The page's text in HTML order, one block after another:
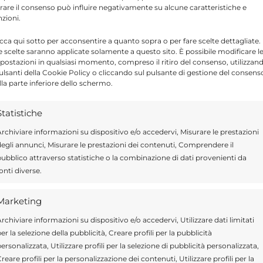
il consenso può influire negativamente su alcune caratteristiche e
qui sotto per acconsentire a quanto sopra o per fare scelte dettagliate.
scelte saranno applicate solamente a questo sito. È possibile modificare le
in qualsiasi momento, compreso il ritiro del consenso,
della Cookie Policy o cliccando sul pulsante di gestione del
parte inferiore dello schermo.
informazioni su dispositivo e/o accedervi, Misurare le prestazioni
annunci, Misurare le prestazioni dei contenuti, Comprendere il
attraverso statistiche o la combinazione di dati provenienti da
diverse.
informazioni su dispositivo e/o accedervi, Utilizzare dati limitati
la selezione della pubblicità, Creare profili per la pubblicità
Utilizzare profili per la selezione di pubblicità personalizzata,
profili per la personalizzazione dei contenuti, Utilizzare profili per la
per le isole minori in Italia e
Send
ATTUALITÀ
è composta da giornalisti, collaboratori e
che ogni giorno lavorano per offrire notizie,
dedicati alla Sicilia, all’attualità, alla politica,
sport. Un team dinamico e indipendente che
e affidabilità.